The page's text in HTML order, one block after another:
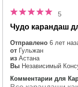
5
Чудо карандаш
Отправлено 6 лет
от Гульжан
из Астана
Вы Независимый
Комментарии для